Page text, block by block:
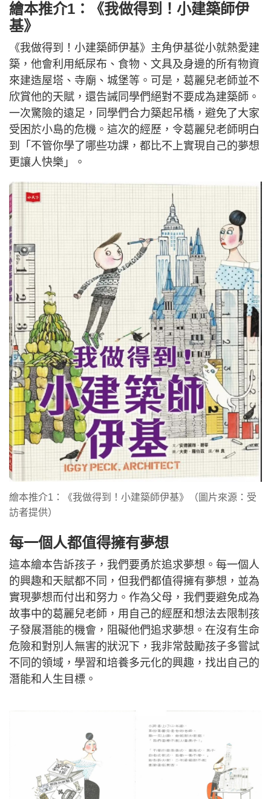
繪本推介1：《我做得到！小建築師伊
基》
《我做得到！小建築師伊基》主角伊基從小就熱愛建
築，他會利用紙尿布、食物、文具及身邊的所有物資
來建造屋塔、寺廟、城堡等。可是，葛麗兒老師並𣎴
欣賞他的天賦，還告誡同學們絕對不要成為建築師。
一次驚險的遠足，同學們合力築起吊橋，避免了大家
受困於小島的危機。這次的經歷，令葛麗兒老師明白
到「不管你學了哪些功課，都比不上實現自己的夢想
更讓人快樂」。
繪本推介1：《我做得到！小建築師伊基》（圖片來源：受
訪者提供）
每一個人都值得擁有夢想
這本繪本告訴孩子，我們要勇於追求夢想。每一個人
的興趣和天賦都不同，但我們都值得擁有夢想，並為
實現夢想而付出和努力。作為父母，我們要避免成為
故事中的葛麗兒老師，用自己的經歷和想法去限制孩
子發展潛能的機會，阻礙他們追求夢想。在沒有生命
危險和對別人無害的狀況下，我非常鼓勵孩子多嘗試
不同的領域，學習和培養多元化的興趣，找出自己的
潛能和人生目標。